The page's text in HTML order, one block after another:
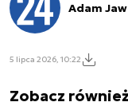
Adam
5 lipca 2026, 10:22
Zobacz również